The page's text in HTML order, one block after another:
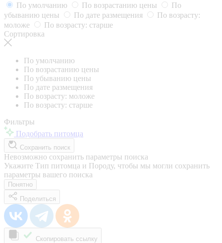
По умолчанию
По возрастанию цены
По
убыванию цены
По дате размещения
По возрасту:
моложе
По возрасту: старше
Сортировка
По умолчанию
По возрастанию цены
По убыванию цены
По дате размещения
По возрасту: моложе
По возрасту: старше
Фильтры
Подобрать питомца
Сохранить поиск
Невозможно сохранить параметры поиска
Укажите Тип питомца и Породу, чтобы мы могли сохранить
параметры вашего поиска
Понятно
Поделиться
Скопировать ссылку